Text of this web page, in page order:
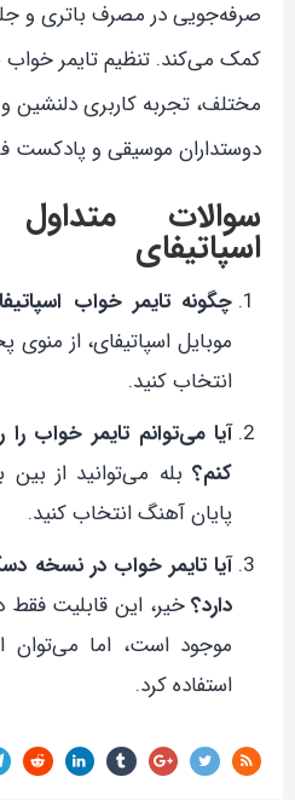
صرفه‌جویی در مصرف باتری و
کمک می‌کند. تنظیم تایمر خواب
مختلف، تجربه کاربری دلنشین
دوستداران موسیقی و پادکست
سوالات
اسپاتیفای
چگونه تایمر خواب
موبایل اسپاتیفای، از
انتخاب کنید.
آیا می‌توانم تایمر خواب
کنم؟
پایان آهنگ انتخاب کنید.
آیا تایمر خواب در نسخه
دارد؟خیر، این قابلیت فقط
موجود است، اما می‌توان
استفاده کرد.